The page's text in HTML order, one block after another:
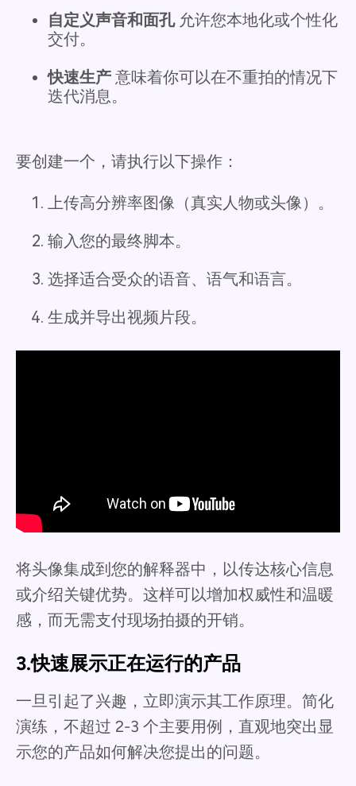
自定义声音和面孔允许您本地化或个性化
交付。
快速生产 意味着你可以在不重拍的情况下
迭代消息。
要创建一个，请执行以下操作：
上传高分辨率图像（真实人物或头像）。
输入您的最终脚本。
选择适合受众的语音、语气和语言。
生成并导出视频片段。
将头像集成到您的解释器中，以传达核心信息
或介绍关键优势。这样可以增加权威性和温暖
感，而无需支付现场拍摄的开销。
3.快速展示正在运行的产品
一旦引起了兴趣，立即演示其工作原理。简化
演练，不超过 2-3 个主要用例，直观地突出显
示您的产品如何解决您提出的问题。